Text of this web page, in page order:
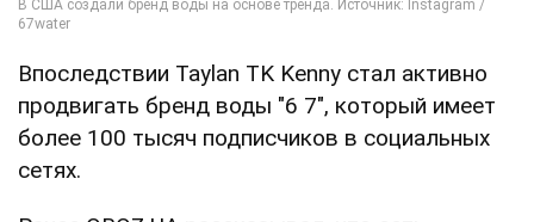
Впоследствии Taylan TK Kenny стал активно
продвигать бренд воды "6 7", который имеет
более 100 тысяч подписчиков в социальных
сетях.